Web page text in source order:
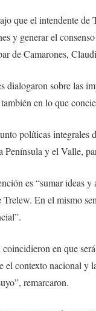
que el intendente
y generar el
de Camarones,
sobre las
en lo que
políticas integrales
y el Valle,
es “sumar ideas
En el mismo
en que
el contexto nacional y
remarcaron.